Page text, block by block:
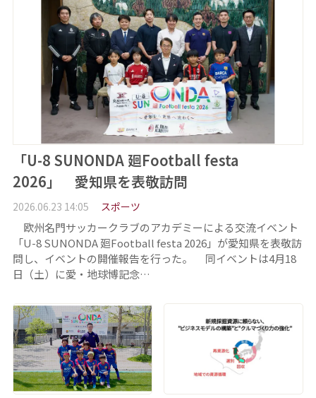
「U-8 SUNONDA 廻Football festa
2026」 愛知県を表敬訪問
2026.06.23 14:05 スポーツ
欧州名門サッカークラブのアカデミーによる交流イベント
「U-8 SUNONDA 廻Football festa 2026」が愛知県を表敬訪
問し、イベントの開催報告を行った。 同イベントは4月18
日（土）に愛・地球博記念…